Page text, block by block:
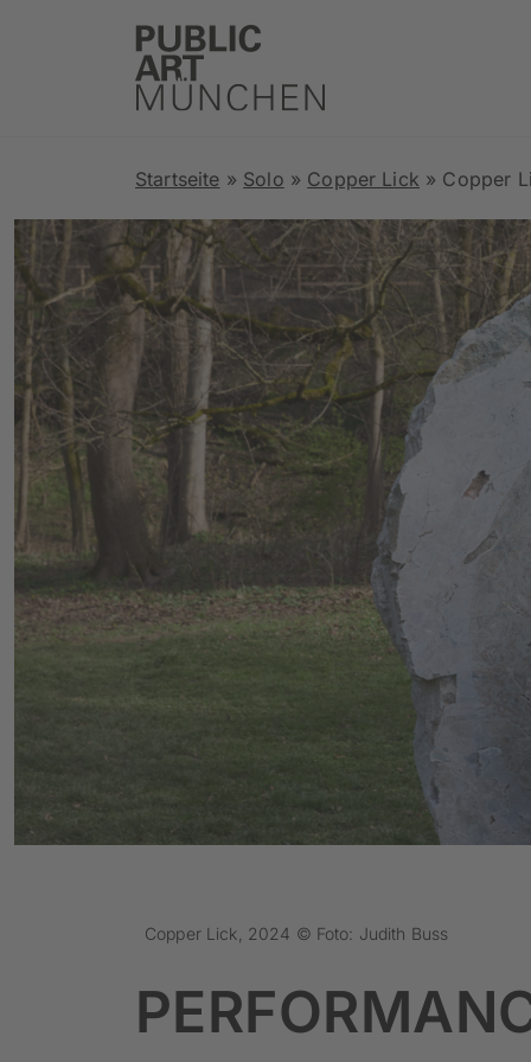
Startseite » Solo » Copper Lick » Copper
Copper Lick, 2024 © Foto: Judith Buss